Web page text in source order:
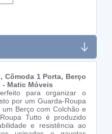
Cômoda 1 Porta, Berço
- Matic Móveis
para organizar o
por um Guarda-Roupa
Berço com Colchão e
Tutto é produzido
e resistência ao